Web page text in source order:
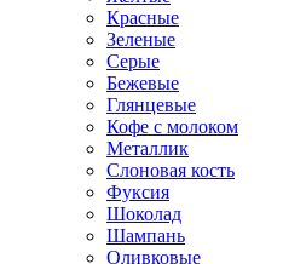
Красные
Зеленые
Серые
Бежевые
Глянцевые
Кофе с молоком
Металлик
Слоновая кость
Фуксия
Шоколад
Шампань
Оливковые